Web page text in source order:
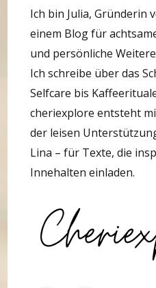
Ich bin Julia, Gründerin
einem Blog für
und persönliche
Ich schreibe über das
Selfcare bis
cheriexplore entsteht
der leisen
Lina – für Texte, die
Innehalten einladen.